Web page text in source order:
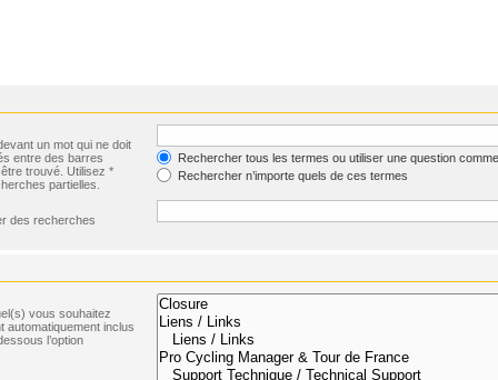
un mot qui ne doit
entre des barres
trouvé. Utilisez *
partielles.
Rechercher tous les termes ou utiliser une question
Rechercher n’importe quels de ces termes
des recherches
vous souhaitez
inclus
l’option